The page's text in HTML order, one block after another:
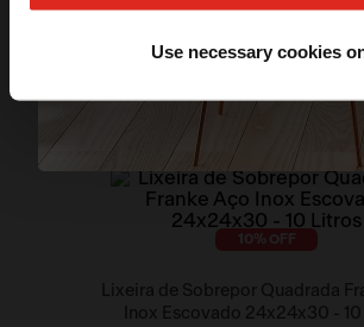
Use necessary cookies
10 % OFF
Lixeira de Sobrepor Quadrada
Inox Escovado 24x24x30 -
*Válido apenas na primeira